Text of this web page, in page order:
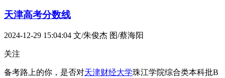
天津高考分数线
2024-12-29 15:04:04 文/朱俊杰 图/蔡海阳
关注
备考路上的你，是否对天津财经大学珠江学院综合类本科批B